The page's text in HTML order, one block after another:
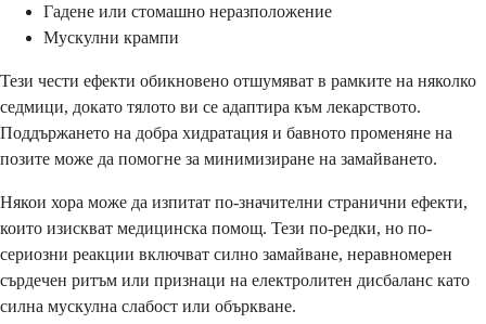
Гадене или стомашно неразположение
Мускулни крампи
Тези чести ефекти обикновено отшумяват в рамките на няколко
седмици, докато тялото ви се адаптира към лекарството.
Поддържането на добра хидратация и бавното променяне на
позите може да помогне за минимизиране на замайването.
Някои хора може да изпитат по-значителни странични ефекти,
които изискват медицинска помощ. Тези по-редки, но по-
сериозни реакции включват силно замайване, неравномерен
сърдечен ритъм или признаци на електролитен дисбаланс като
силна мускулна слабост или объркване.